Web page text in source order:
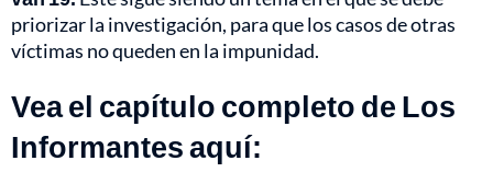
priorizar la investigación, para que los casos de otras
víctimas no queden en la impunidad.
Vea el capítulo completo de Los
Informantes aquí: